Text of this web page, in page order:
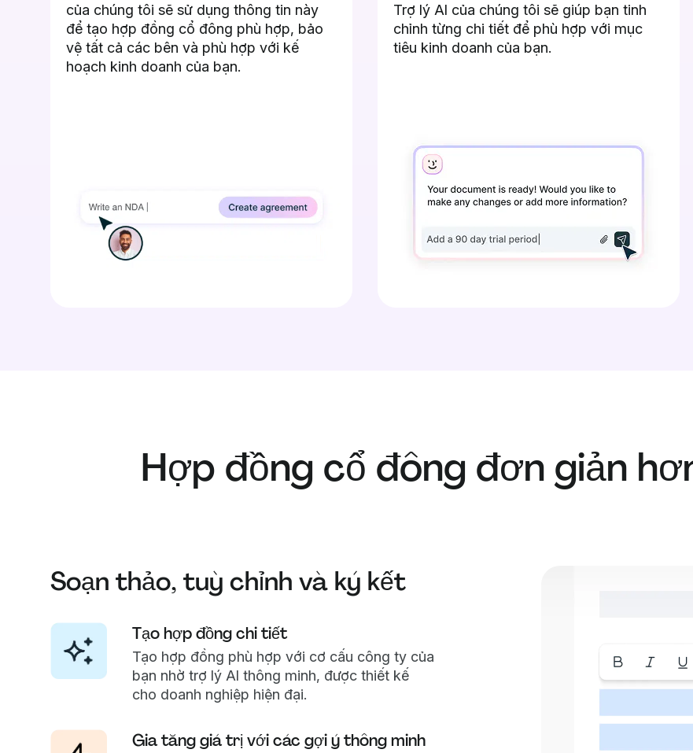
của chúng tôi sẽ sử dụng thông tin này
để tạo hợp đồng cổ đông phù hợp, bảo
vệ tất cả các bên và phù hợp với kế
hoạch kinh doanh của bạn.
Trợ lý AI của chúng tôi sẽ giúp bạn tinh
chỉnh từng chi tiết để phù hợp với mục
tiêu kinh doanh của bạn.
Hợp đồng cổ đông đơn giản
Soạn thảo, tuỳ chỉnh và ký kết
Tạo hợp đồng chi tiết
Tạo hợp đồng phù hợp với cơ cấu công ty của
bạn nhờ trợ lý AI thông minh, được thiết kế
cho doanh nghiệp hiện đại.
Gia tăng giá trị với các gợi ý thông minh